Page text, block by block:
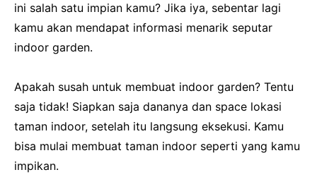
ini salah satu impian kamu? Jika iya, sebentar lagi
kamu akan mendapat informasi menarik seputar
indoor garden.
Apakah susah untuk membuat indoor garden? Tentu
saja tidak! Siapkan saja dananya dan space lokasi
taman indoor, setelah itu langsung eksekusi. Kamu
bisa mulai membuat taman indoor seperti yang kamu
impikan.